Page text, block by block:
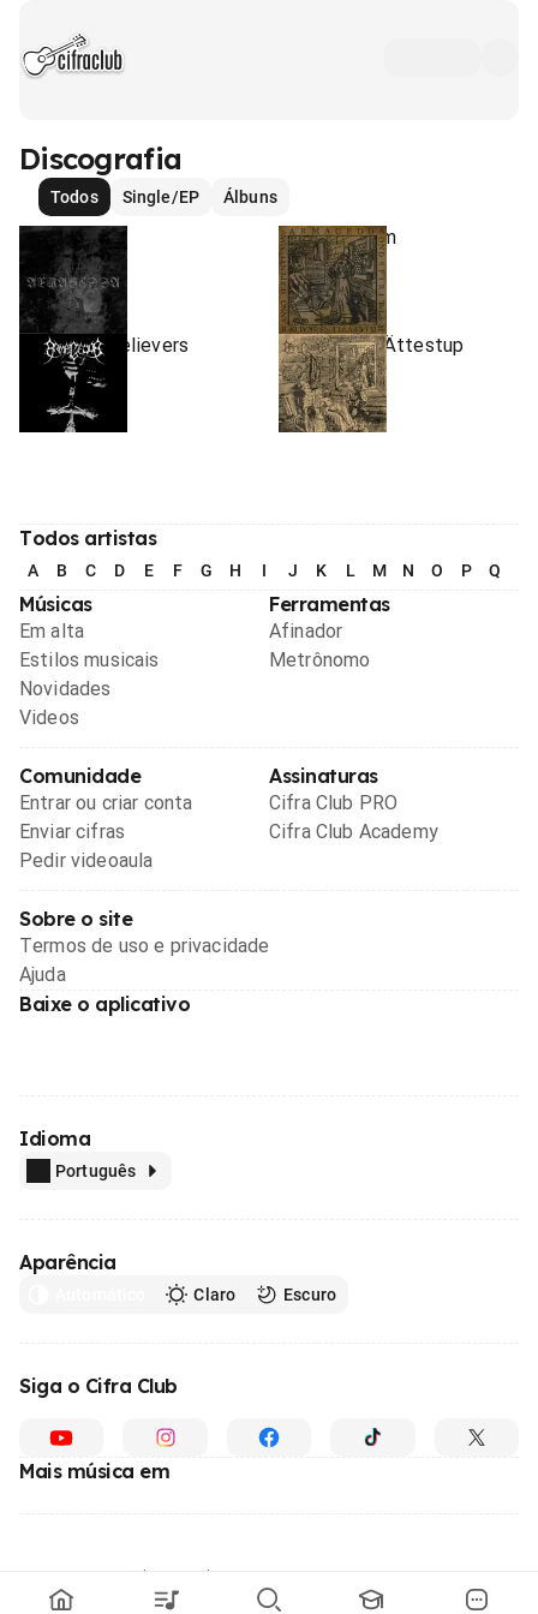
Discografia
Todos Single/EP Álbuns
I Am
2010
Single/EP
Ond Spiritism
2004
•
Álbum
Only True Believers
2003
Álbum
Svindeldjup Ättestup
2020
•
Álbum
Todos artistas
A B C D E F G H I J K L M N O P Q
Músicas
Em alta
Estilos musicais
Novidades
Videos
Ferramentas
Afinador
Metrônomo
Comunidade
Entrar ou criar conta
Enviar cifras
Pedir videoaula
Assinaturas
Cifra Club PRO
Cifra Club Academy
Sobre o site
Termos de uso e privacidade
Ajuda
Baixe o aplicativo
Idioma
Português
Aparência
Claro Escuro
Siga o Cifra Club
Mais música em
© 1996 - 2026, o maior site de ensino de música do Brasil